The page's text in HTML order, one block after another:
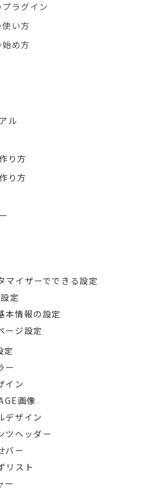
ラグイン
い方
め方
ル
り方
り方
マイザーでできる設定
定
本情報の設定
ージ設定
定
ー
イン
画像
デザイン
ツヘッダー
バー
リスト
ー